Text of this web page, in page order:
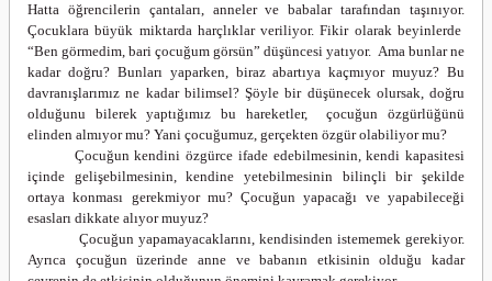
Hatta öğrencilerin çantaları, anneler ve babalar tarafından taşınıyor.
Çocuklara büyük miktarda harçlıklar veriliyor. Fikir olarak beyinlerde
“Ben görmedim, bari çocuğum görsün” düşüncesi yatıyor. Ama bunlar ne
kadar doğru? Bunları yaparken, biraz abartıya kaçmıyor muyuz? Bu
davranışlarımız ne kadar bilimsel? Şöyle bir düşünecek olursak, doğru
olduğunu bilerek yaptığımız bu hareketler, çocuğun özgürlüğünü
elinden almıyor mu? Yani çocuğumuz, gerçekten özgür olabiliyor mu?
Çocuğun kendini özgürce ifade edebilmesinin, kendi kapasitesi
içinde gelişebilmesinin, kendine yetebilmesinin bilinçli bir şekilde
ortaya konması gerekmiyor mu? Çocuğun yapacağı ve yapabileceği
esasları dikkate alıyor muyuz?
Çocuğun yapamayacaklarını, kendisinden istememek gerekiyor.
Ayrıca çocuğun üzerinde anne ve babanın etkisinin olduğu kadar